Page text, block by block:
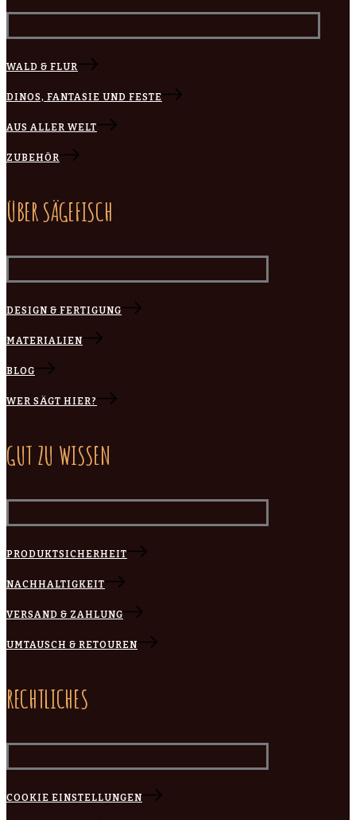
WALD & FLUR
DINOS, FANTASIE UND FESTE
AUS ALLER WELT
ZUBEHÖR
ÜBER SÄGEFISCH
DESIGN & FERTIGUNG
MATERIALIEN
BLOG
WER SÄGT HIER?
GUT ZU WISSEN
PRODUKTSICHERHEIT
NACHHALTIGKEIT
VERSAND & ZAHLUNG
UMTAUSCH & RETOUREN
RECHTLICHES
COOKIE EINSTELLUNGEN